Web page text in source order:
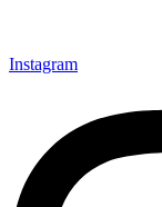
Instagram